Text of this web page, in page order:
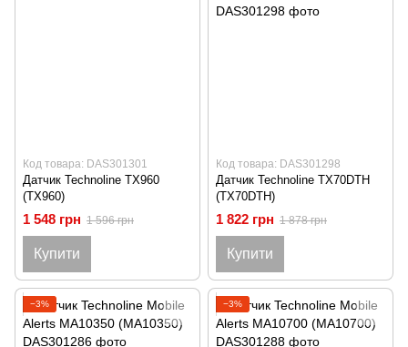
Код товара: DAS301301
Датчик Technoline TX960
(TX960)
1 548 грн 1 596 грн
Купити
Код товара: DAS301298
Датчик Technoline TX70DTH
(TX70DTH)
1 822 грн 1 878 грн
Купити
−3% −3%